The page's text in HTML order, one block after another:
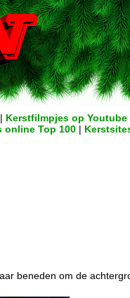
| Kerstfilmpjes op Youtube
online Top 100 |
beneden om de